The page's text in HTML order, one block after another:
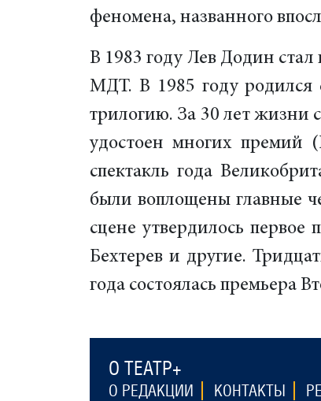
феномена, названного
В 1983 году Лев Додин
МДТ. В 1985 году родился
трилогию. За 30 лет жизни
удостоен многих премий
спектакль года
были воплощены главные
сцене утвердилось
Бехтерев и другие.
года состоялась премьера
О ТЕАТР+
О РЕДАКЦИИ КОНТАКТЫ